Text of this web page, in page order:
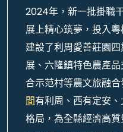
2024年，新一批掛職
展上精心筑夢，投入
建設了利周愛善莊園
展、六隆鎮特色農產
合示范村等農文旅融
間有利周、西有定安
格局，為全縣經濟高